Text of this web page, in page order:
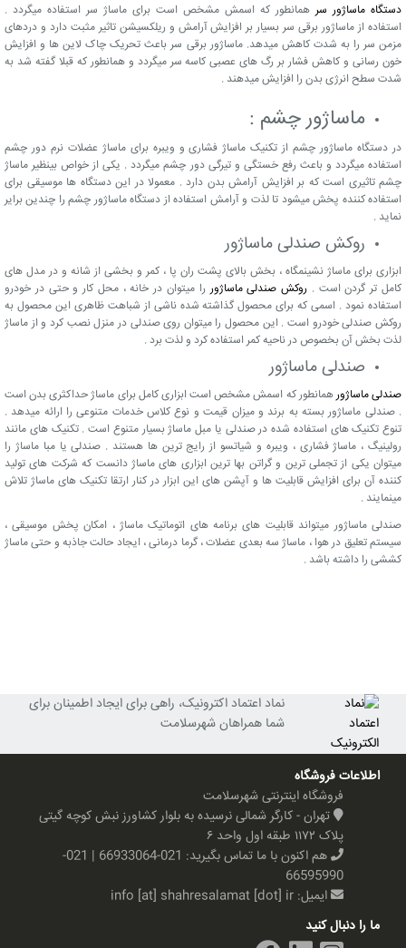
دستگاه ماساژور سر همانطور که اسمش مشخص است برای ماساژ سر استفاده میگردد .
استفاده از ماساژور برقی سر بسیار بر افزایش آرامش و ریلکسیشن تاثیر مثبت دارد و دردهای
مزمن سر را به شدت کاهش میدهد. ماساژور برقی سر باعث تحریک چاک لاین ها و افزایش
خون رسانی و کاهش فشار بر رگ های عصبی کاسه سر میگردد و همانطور که قبلا گفته شد به
شدت سطح انرژی بدن را افزایش میدهند .
ماساژور چشم :
در دستگاه ماساژور چشم از تکنیک ماساژ فشاری و ویبره برای ماساژ عضلات نرم دور چشم
استفاده میگردد و باعث رفع خستگی و تیرگی دور چشم میگردد . یکی از خواص بینظیر ماساژ
چشم تاثیری است که بر افزایش آرامش بدن دارد . معمولا در این دستگاه ها موسیقی برای
استفاده کننده پخش میشود تا لذت و آرامش استفاده از دستگاه ماساژور چشم را چندین برایر
نماید .
روکش صندلی ماساژور
ابزاری برای ماساژ نشینمگاه ، بخش بالای پشت ران پا ، کمر و بخشی از شانه و در مدل های
کامل تر گردن است . روکش صندلی ماساژوررا میتوان در خانه ، محل کار و حتی در خودرو
استفاده نمود . اسمی که برای محصول گذاشته شده ناشی از شباهت ظاهری این محصول به
روکش صندلی خودرو است . این محصول را میتوان روی صندلی در منزل نصب کرد و از ماساژ
لذت بخش آن بخصوص در ناحیه کمر استفاده کرد و لذت برد .
صندلی ماساژور
صندلی ماساژور همانطور که اسمش مشخص است ابزاری کامل برای ماساژ حداکثری بدن است
. صندلی ماساژور بسته به برند و میزان قیمت و نوع کلاس خدمات متنوعی را ارائه میدهد .
تنوع تکنیک های استفاده شده در صندلی یا مبل ماساژ بسیار متنوع است . تکنیک های مانند
رولینیگ ، ماساژ فشاری ، ویبره و شیاتسو از رایج ترین ها هستند . صندلی یا مبا ماساژ را
میتوان یکی از تجملی ترین و گراتن بها ترین ابزاری های ماساژ دانست که شرکت های تولید
کننده آن برای افزایش قابلیت ها و آپشن های این ابزار در کنار ارتقا تکنیک های ماساژ تلاش
مینمایند .
صندلی ماساژور میتواند قابلیت های برنامه های اتوماتیک ماساژ ، امکان پخش موسیقی ،
سیستم تعلیق در هوا ، ماساژ سه بعدی عضلات ، گرما درمانی ، ایجاد حالت جاذبه و حتی ماساژ
کششی را داشته باشد .
نماد اعتماد اکترونیک، راهی برای ایجاد اطمینان برای
شما همراهان شهرسلامت
اطلاعات فروشگاه
فروشگاه اینترنتی شهرسلامت
تهران - کارگر شمالی نرسیده به بلوار کشاورز نبش کوچه گیتی
پلاک ۱۱۷۲ طبقه اول واحد ۶
هم اکنون با ما تماس بگیرید:
021-66933064 | 021-
66595990
ایمیل: info [at] shahresalamat [dot] ir
ما را دنبال کنید